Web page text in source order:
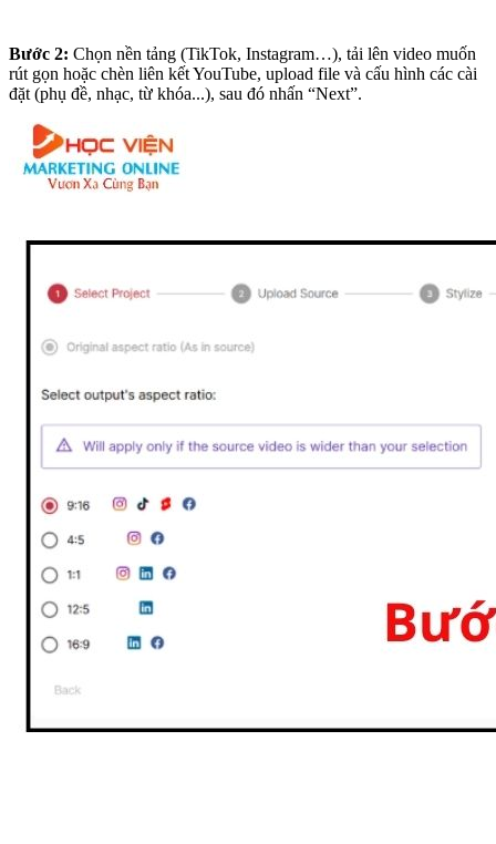
Bước 2: Chọn nền tảng (TikTok, Instagram…), tải lên video muốn
rút gọn hoặc chèn liên kết YouTube, upload file và cấu hình các cài
đặt (phụ đề, nhạc, từ khóa...), sau đó nhấn “Next”.